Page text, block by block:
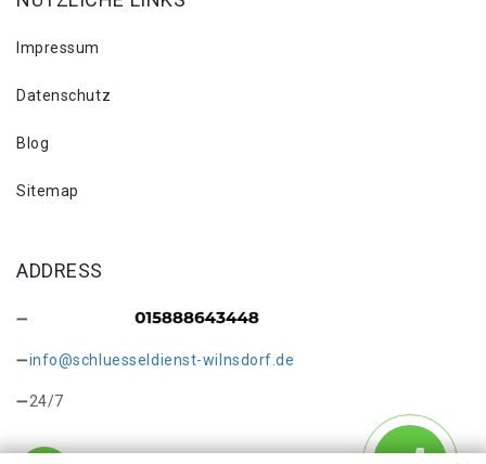
Impressum
Datenschutz
Blog
Sitemap
ADDRESS
info@schluesseldienst-wilnsdorf.de
24/7